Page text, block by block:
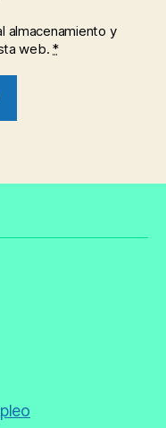
almacenamiento y
web.*